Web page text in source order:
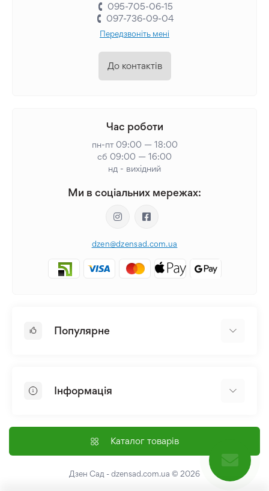
095-705-06-15
097-736-09-04
Передзвоніть мені
До контактів
Час роботи
пн-пт 09:00 — 18:00
сб 09:00 — 16:00
нд - вихідний
Ми в соціальних мережах:
dzen@dzensad.com.ua
Популярне
Лілія
Насіння
Інформація
Доставка і оплата
Контакти
Каталог товарів
Дзен Сад - dzensad.com.ua © 2026